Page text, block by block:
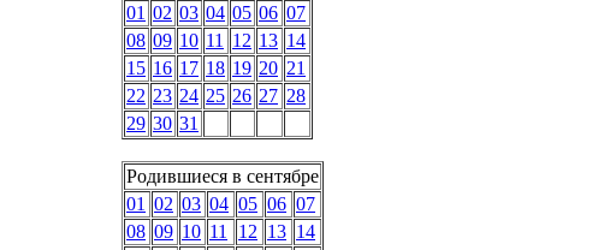
01 02 03 04 05 06 07
08 09 10 11 12 13 14
15 16 17 18 19 20 21
22 23 24 25 26 27 28
29 30 31
Родившиеся в сентябре
01 02 03 04 05 06 07
08 09 10 11 12 13 14